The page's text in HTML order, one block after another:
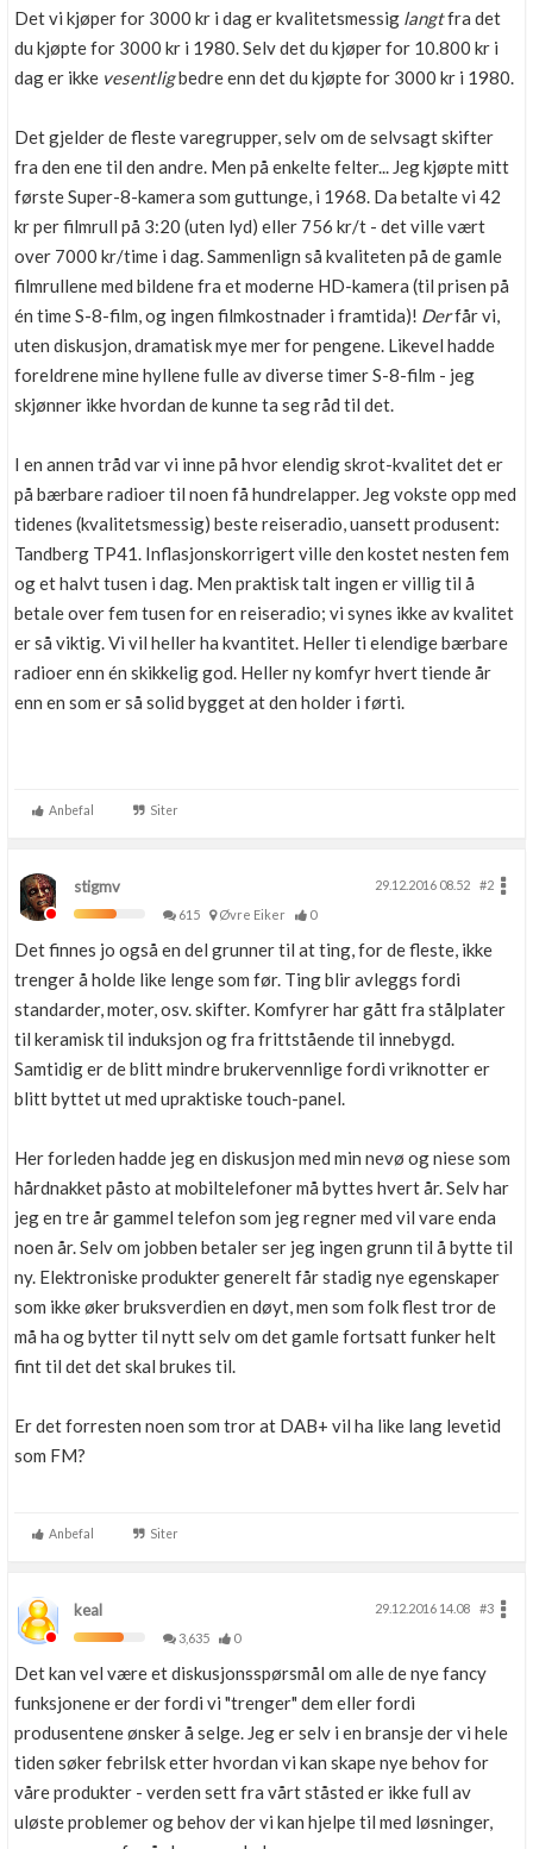
Det vi kjøper for 3000 kr i dag er kvalitetsmessig langtfra det
du kjøpte for 3000 kr i 1980. Selv det du kjøper for 10.800 kr i
dag er ikke vesentligbedre enn det du kjøpte for 3000 kr i 1980.
Det gjelder de fleste varegrupper, selv om de selvsagt skifter
fra den ene til den andre. Men på enkelte felter... Jeg kjøpte mitt
første Super-8-kamera som guttunge, i 1968. Da betalte vi 42
kr per filmrull på 3:20 (uten lyd) eller 756 kr/t - det ville vært
over 7000 kr/time i dag. Sammenlign så kvaliteten på de gamle
filmrullene med bildene fra et moderne HD-kamera (til prisen på
én time S-8-film, og ingen filmkostnader i framtida)! Derfår vi,
uten diskusjon, dramatisk mye mer for pengene. Likevel hadde
foreldrene mine hyllene fulle av diverse timer S-8-film - jeg
skjønner ikke hvordan de kunne ta seg råd til det.
I en annen tråd var vi inne på hvor elendig skrot-kvalitet det er
på bærbare radioer til noen få hundrelapper. Jeg vokste opp med
tidenes (kvalitetsmessig) beste reiseradio, uansett produsent:
Tandberg TP41. Inflasjonskorrigert ville den kostet nesten fem
og et halvt tusen i dag. Men praktisk talt ingen er villig til å
betale over fem tusen for en reiseradio; vi synes ikke av kvalitet
er så viktig. Vi vil heller ha kvantitet. Heller ti elendige bærbare
radioer enn én skikkelig god. Heller ny komfyr hvert tiende år
enn en som er så solid bygget at den holder i førti.
Anbefal Siter
stigmv 29.12.2016 08.52
#2
615
Øvre Eiker 0
Det finnes jo også en del grunner til at ting, for de fleste, ikke
trenger å holde like lenge som før. Ting blir avleggs fordi
standarder, moter, osv. skifter. Komfyrer har gått fra stålplater
til keramisk til induksjon og fra frittstående til innebygd.
Samtidig er de blitt mindre brukervennlige fordi vriknotter er
blitt byttet ut med upraktiske touch-panel.
Her forleden hadde jeg en diskusjon med min nevø og niese som
hårdnakket påsto at mobiltelefoner må byttes hvert år. Selv har
jeg en tre år gammel telefon som jeg regner med vil vare enda
noen år. Selv om jobben betaler ser jeg ingen grunn til å bytte til
ny. Elektroniske produkter generelt får stadig nye egenskaper
som ikke øker bruksverdien en døyt, men som folk flest tror de
må ha og bytter til nytt selv om det gamle fortsatt funker helt
fint til det det skal brukes til.
Er det forresten noen som tror at DAB+ vil ha like lang levetid
som FM?
Anbefal Siter
keal 29.12.2016 14.08
#3
3,635
0
Det kan vel være et diskusjonsspørsmål om alle de nye fancy
funksjonene er der fordi vi "trenger" dem eller fordi
produsentene ønsker å selge. Jeg er selv i en bransje der vi hele
tiden søker febrilsk etter hvordan vi kan skape nye behov for
våre produkter - verden sett fra vårt ståsted er ikke full av
uløste problemer og behov der vi kan hjelpe til med løsninger,